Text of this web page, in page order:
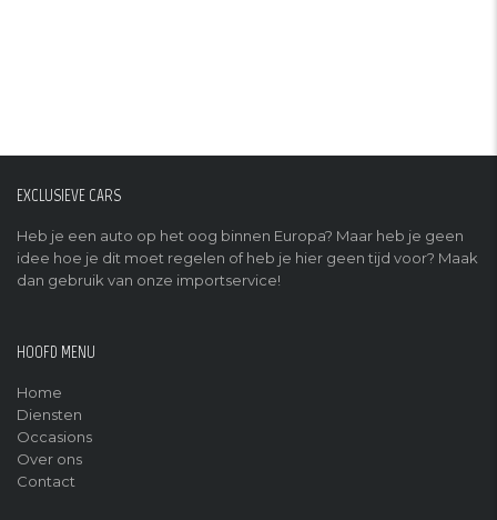
EXCLUSIEVE CARS
Heb je een auto op het oog binnen Europa? Maar heb je geen
idee hoe je dit moet regelen of heb je hier geen tijd voor? Maak
dan gebruik van onze importservice!
HOOFD MENU
Home
Diensten
Occasions
Over ons
Contact